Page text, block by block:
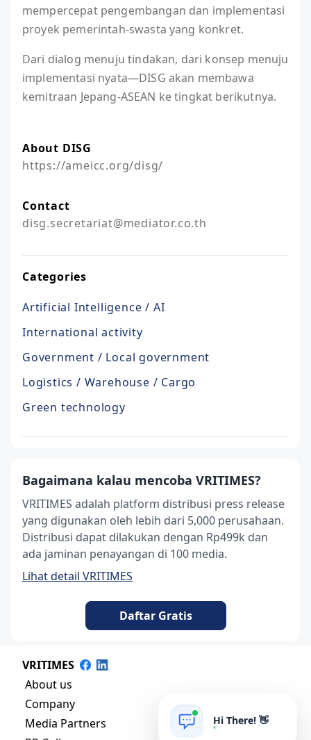
mempercepat pengembangan dan implementasi
proyek pemerintah-swasta yang konkret.
Dari dialog menuju tindakan, dari konsep menuju
implementasi nyata—DISG akan membawa
kemitraan Jepang-ASEAN ke tingkat berikutnya.
About DISG
https://ameicc.org/disg/
Contact
disg.secretariat@mediator.co.th
Categories
Artificial Intelligence / AI
International activity
Government / Local government
Logistics / Warehouse / Cargo
Green technology
Bagaimana kalau mencoba VRITIMES?
VRITIMES adalah platform distribusi press release
yang digunakan oleh lebih dari 5,000 perusahaan.
Distribusi dapat dilakukan dengan Rp499k dan
ada jaminan penayangan di 100 media.
Lihat detail VRITIMES
Daftar Gratis
VRITIMES
About us
Company
Media Partners
Hi There! 👋